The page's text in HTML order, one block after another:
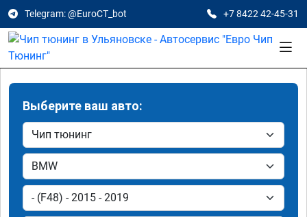
Telegram: @EuroCT_bot +7 8422 42-45-31
Выберите ваш авто: